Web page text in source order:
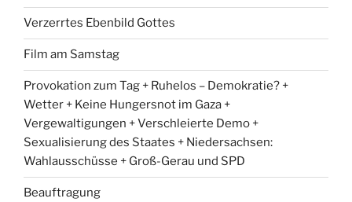
Verzerrtes Ebenbild Gottes
Film am Samstag
Provokation zum Tag + Ruhelos – Demokratie? +
Wetter + Keine Hungersnot im Gaza +
Vergewaltigungen + Verschleierte Demo +
Sexualisierung des Staates + Niedersachsen:
Wahlausschüsse + Groß-Gerau und SPD
Beauftragung